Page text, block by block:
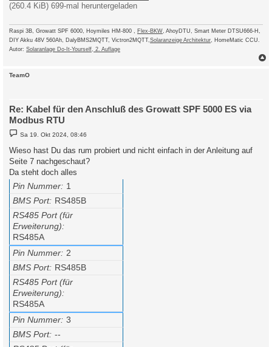
(260.4 KiB) 699-mal heruntergeladen
Raspi 3B, Growatt SPF 6000, Hoymiles HM-800 , Flex-BKW, AhoyDTU, Smart Meter DTSU666-H,
DIY Akku 48V 560Ah, DalyBMS2MQTT, Victron2MQTT,Solaranzeige Architektur, HomeMatic CCU.
Autor: Solaranlage Do-It-Yourself, 2. Auflage
TeamO
Re: Kabel für den Anschluß des Growatt SPF 5000 ES via
Modbus RTU
B
e
t
r
g
Sa 19. Okt 2024, 08:46
Wieso hast Du das rum probiert und nicht einfach in der Anleitung auf
Seite 7 nachgeschaut?
Da steht doch alles
Pin Nummer
1
BMS Port
RS485B
RS485 Port (für
Erweiterung)
RS485A
Pin Nummer
2
BMS Port
RS485B
RS485 Port (für
Erweiterung)
RS485A
Pin Nummer 3
BMS Port --